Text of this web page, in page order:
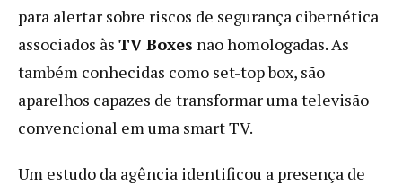
para alertar sobre riscos de segurança cibernética
associados às TV Boxes não homologadas. As
também conhecidas como set-top box, são
aparelhos capazes de transformar uma televisão
convencional em uma smart TV.
Um estudo da agência identificou a presença de